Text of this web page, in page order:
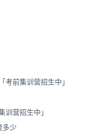
前集训营招生中」
营招生中」
多少